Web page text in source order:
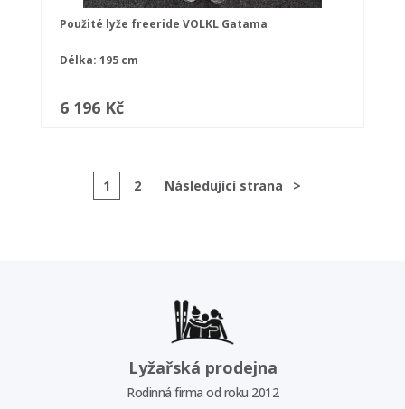
Použité lyže freeride VOLKL Gatama
Délka: 195 cm
6 196 Kč
1 2 Následující strana >
Lyžařská prodejna
Rodinná firma od roku 2012